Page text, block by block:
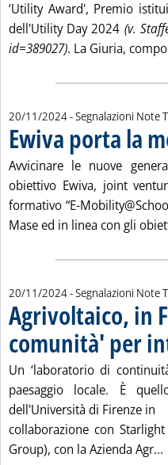
‘Utility Award', Premio
dell'Utility Day 2024 (v.
id=389027). La Giuria,
20/11/2024- Segnalazioni Note
Ewiva porta la
Avvicinare le nuove
obiettivo Ewiva, joint
formativo “E-
Mase ed in linea con gli
20/11/2024- Segnalazioni Note
Agrivoltaico, in
comunità' per
Un ‘laboratorio di
paesaggio locale. È
dell'Università di Firenze in
collaborazione con
Group), con la Azienda Agr...